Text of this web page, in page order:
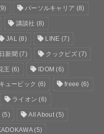
パーソルキャリア (8)
講談社 (8)
JAL(8) LINE (7)
新聞 (7) クックビズ(7)
王 (6) IDOM (6)
キュービック (6) freee (6)
ライオン (6)
(5) All About(5)
(5)